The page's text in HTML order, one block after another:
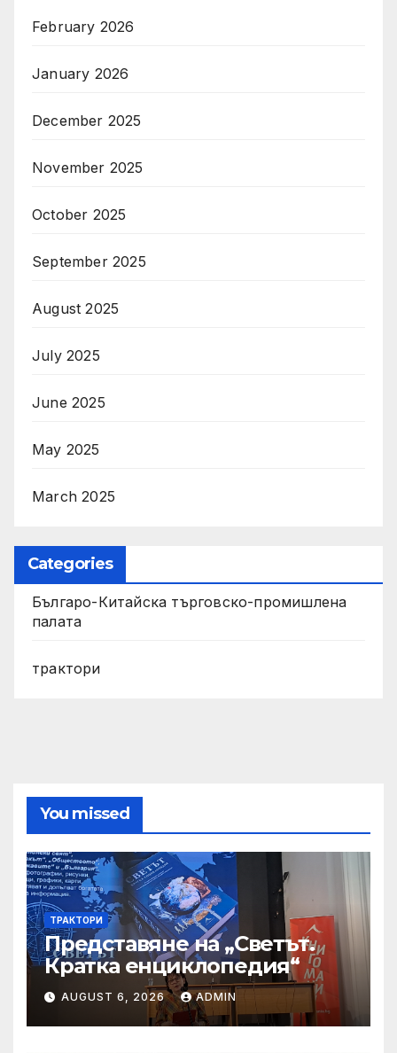
February 2026
January 2026
December 2025
November 2025
October 2025
September 2025
August 2025
July 2025
June 2025
May 2025
March 2025
Categories
Българо-Китайска търговско-промишлена
палата
трактори
You missed
ТРАКТОРИ
Представяне на „Светът.
Кратка енциклопедия“
AUGUST 6, 2026 ADMIN